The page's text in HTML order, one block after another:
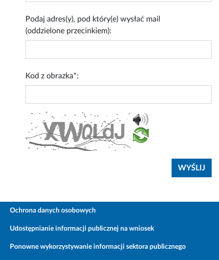
Podaj adres(y), pod który(e) wysłać mail
(oddzielone przecinkiem):
Kod z obrazka*:
Ochrona danych osobowych
Udostępnianie informacji publicznej na wniosek
Ponowne wykorzystywanie informacji sektora publicznego